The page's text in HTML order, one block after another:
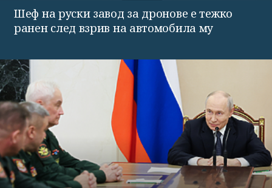
Шеф на руски завод за дронове е тежко
ранен след взрив на автомобила му